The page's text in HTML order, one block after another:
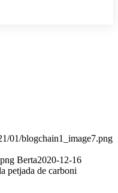
01/blogchain1_image7.png
Berta2020-12-16
petjada de carboni